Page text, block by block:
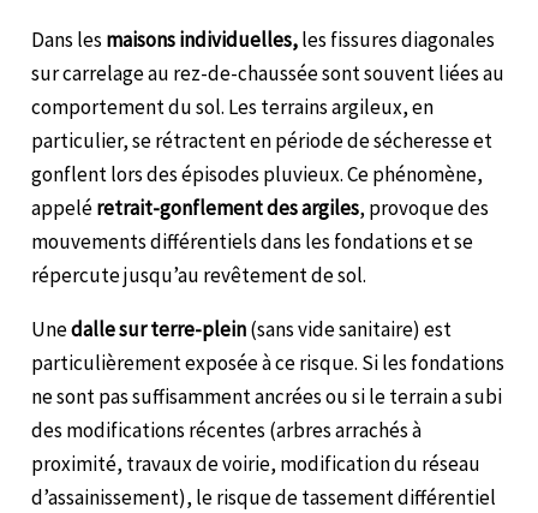
Dans les maisons individuelles,les fissures diagonales
sur carrelage au rez-de-chaussée sont souvent liées au
comportement du sol. Les terrains argileux, en
particulier, se rétractent en période de sécheresse et
gonflent lors des épisodes pluvieux. Ce phénomène,
appeléretrait-gonflement des argiles, provoque des
mouvements différentiels dans les fondations et se
répercute jusqu’au revêtement de sol.
Unedalle sur terre-plein(sans vide sanitaire) est
particulièrement exposée à ce risque. Si les fondations
ne sont pas suffisamment ancrées ou si le terrain a subi
des modifications récentes (arbres arrachés à
proximité, travaux de voirie, modification du réseau
d’assainissement), le risque de tassement différentiel